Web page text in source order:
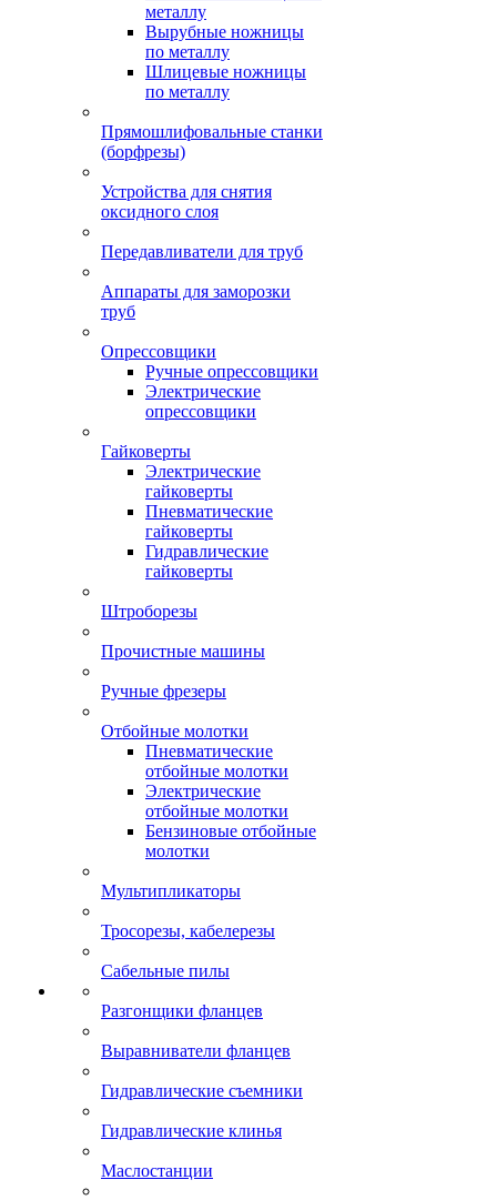
металлу
Вырубные ножницы
по металлу
Шлицевые ножницы
по металлу
Прямошлифовальные станки
(борфрезы)
Устройства для снятия
оксидного слоя
Передавливатели для труб
Аппараты для заморозки
труб
Опрессовщики
Ручные опрессовщики
Электрические
опрессовщики
Гайковерты
Электрические
гайковерты
Пневматические
гайковерты
Гидравлические
гайковерты
Штроборезы
Прочистные машины
Ручные фрезеры
Отбойные молотки
Пневматические
отбойные молотки
Электрические
отбойные молотки
Бензиновые отбойные
молотки
Мультипликаторы
Тросорезы, кабелерезы
Сабельные пилы
Разгонщики фланцев
Выравниватели фланцев
Гидравлические съемники
Гидравлические клинья
Маслостанции